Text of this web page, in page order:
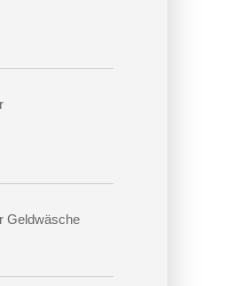
Geldwäsche